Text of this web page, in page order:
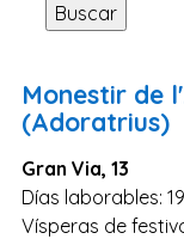
Sevilla
Santa Cruz
Islas Baleares
Las Palmas
Buscar
Monestir de
(Adoratrius)
Gran Via, 13
Días laborables:
Vísperas de